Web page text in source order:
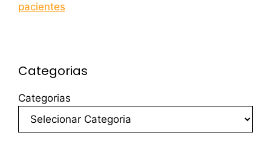
pacientes
Categorias
Categorias